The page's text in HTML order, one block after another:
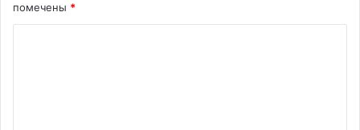
помечены *